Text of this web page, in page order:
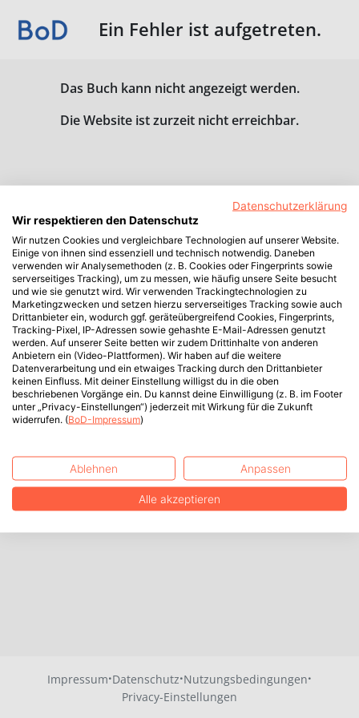
Ein Fehler ist aufgetreten.
Das Buch kann nicht angezeigt werden.
Die Website ist zurzeit nicht erreichbar.
Impressum·Datenschutz·Nutzungsbedingungen·
Privacy-Einstellungen
Datenschutzerklärung
Wir respektieren den Datenschutz
Wir nutzen Cookies und vergleichbare Technologien auf unserer Website.
Einige von ihnen sind essenziell und technisch notwendig. Daneben
verwenden wir Analysemethoden (z. B. Cookies oder Fingerprints sowie
serverseitiges Tracking), um zu messen, wie häufig unsere Seite besucht
und wie sie genutzt wird. Wir verwenden Trackingtechnologien zu
Marketingzwecken und setzen hierzu serverseitiges Tracking sowie auch
Drittanbieter ein, wodurch ggf. geräteübergreifend Cookies, Fingerprints,
Tracking-Pixel, IP-Adressen sowie gehashte E-Mail-Adressen genutzt
werden. Auf unserer Seite betten wir zudem Drittinhalte von anderen
Anbietern ein (Video-Plattformen). Wir haben auf die weitere
Datenverarbeitung und ein etwaiges Tracking durch den Drittanbieter
keinen Einfluss. Mit deiner Einstellung willigst du in die oben
beschriebenen Vorgänge ein. Du kannst deine Einwilligung (z. B. im Footer
unter „Privacy-Einstellungen“) jederzeit mit Wirkung für die Zukunft
widerrufen. (BoD-Impressum)
Ablehnen Anpassen
Alle akzeptieren